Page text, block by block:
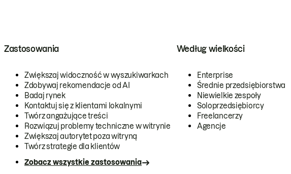
Zastosowania
Zwiększaj widoczność w wyszukiwarkach
Zdobywaj rekomendacje od AI
Badaj rynek
Kontaktuj się z klientami lokalnymi
Twórz angażujące treści
Rozwiązuj problemy techniczne w witrynie
Zwiększaj autorytet poza witryną
Twórz strategie dla klientów
Zobacz wszystkie zastosowania
Według wielkości
Enterprise
Średnie przedsiębiorstwa
Niewielkie zespoły
Soloprzedsiębiorcy
Freelancerzy
Agencje